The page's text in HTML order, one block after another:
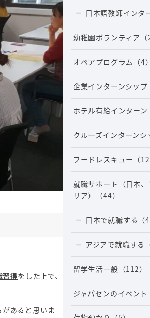
習得をした上で、
あると思いま
日本語教師イン
幼稚園ボランティア
オペアプログラム （4）
企業インターンシップ
ホテル有給インターン
クルーズインターンシ
フードレスキュー （12
就職サポート（日本、
リア）
（44）
日本で就職する （
アジアで就職する
留学生活一般 （112）
ジャパセンのイベント